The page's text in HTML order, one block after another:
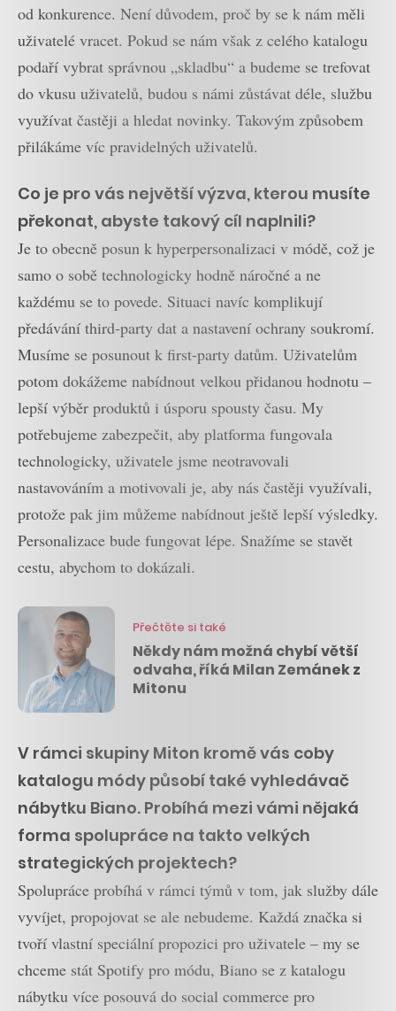
od konkurence. Není důvodem, proč by se k nám měli
uživatelé vracet. Pokud se nám však z celého katalogu
podaří vybrat správnou „skladbu“ a budeme se trefovat
do vkusu uživatelů, budou s námi zůstávat déle, službu
využívat častěji a hledat novinky. Takovým způsobem
přilákáme víc pravidelných uživatelů.
Co je pro vás největší výzva, kterou musíte
překonat, abyste takový cíl naplnili?
Je to obecně posun k hyperpersonalizaci v módě, což je
samo o sobě technologicky hodně náročné a ne
každému se to povede. Situaci navíc komplikují
předávání third-party dat a nastavení ochrany soukromí.
Musíme se posunout k first-party datům. Uživatelům
potom dokážeme nabídnout velkou přidanou hodnotu –
lepší výběr produktů i úsporu spousty času. My
potřebujeme zabezpečit, aby platforma fungovala
technologicky, uživatele jsme neotravovali
nastavováním a motivovali je, aby nás častěji využívali,
protože pak jim můžeme nabídnout ještě lepší výsledky.
Personalizace bude fungovat lépe. Snažíme se stavět
cestu, abychom to dokázali.
Přečtěte si také
Někdy nám možná chybí větší
odvaha, říká Milan Zemánek z
Mitonu
V rámci skupiny Miton kromě vás coby
katalogu módy působí také vyhledávač
nábytku Biano. Probíhá mezi vámi nějaká
forma spolupráce na takto velkých
strategických projektech?
Spolupráce probíhá v rámci týmů v tom, jak služby dále
vyvíjet, propojovat se ale nebudeme. Každá značka si
tvoří vlastní speciální propozici pro uživatele – my se
chceme stát Spotify pro módu, Biano se z katalogu
nábytku více posouvá do social commerce pro